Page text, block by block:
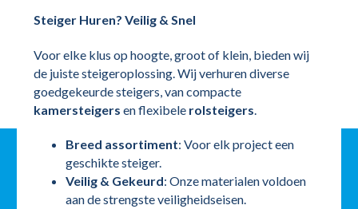
Steiger Huren? Veilig & Snel
Voor elke klus op hoogte, groot of klein, bieden wij
de juiste steigeroplossing. Wij verhuren diverse
goedgekeurde steigers, van compacte
kamersteigers en flexibele rolsteigers
Breed assortiment: Voor elk project een
geschikte steiger.
Veilig & Gekeurd: Onze materialen voldoen
aan de strengste veiligheidseisen.